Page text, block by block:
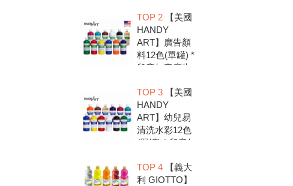
扣.資料袋.圖畫
紙收集冊.收納
冊
TOP 2【美國
HANDY
ART】廣告顏
料12色(單罐) *
兒童無毒廣告
放心，彩繪DIY
超有趣
TOP 3【美國
HANDY
ART】幼兒易
清洗水彩12色
(單罐) * 兒童無
安全好放心，
彩繪DIY超有趣
TOP 4【義大
利 GIOTTO】